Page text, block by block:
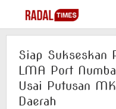
content
Siap Sukseskan
LMA Port
Usai Putusan
Daerah